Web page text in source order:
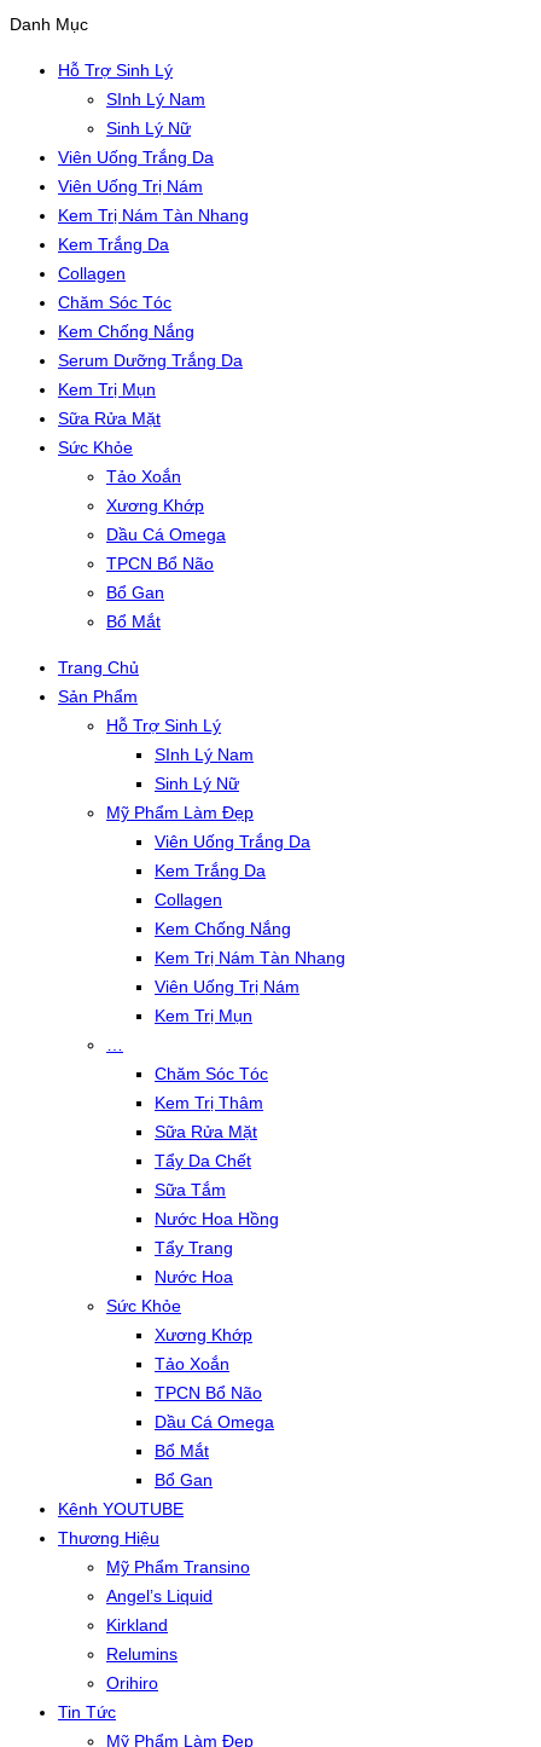
Danh Mục
Hỗ Trợ Sinh Lý
SInh Lý Nam
Sinh Lý Nữ
Viên Uống Trắng Da
Viên Uống Trị Nám
Kem Trị Nám Tàn Nhang
Kem Trắng Da
Collagen
Chăm Sóc Tóc
Kem Chống Nắng
Serum Dưỡng Trắng Da
Kem Trị Mụn
Sữa Rửa Mặt
Sức Khỏe
Tảo Xoắn
Xương Khớp
Dầu Cá Omega
TPCN Bổ Não
Bổ Gan
Bổ Mắt
Trang Chủ
Sản Phẩm
Hỗ Trợ Sinh Lý
SInh Lý Nam
Sinh Lý Nữ
Mỹ Phẩm Làm Đẹp
Viên Uống Trắng Da
Kem Trắng Da
Collagen
Kem Chống Nắng
Kem Trị Nám Tàn Nhang
Viên Uống Trị Nám
Kem Trị Mụn
Chăm Sóc Tóc
Kem Trị Thâm
Sữa Rửa Mặt
Tẩy Da Chết
Sữa Tắm
Nước Hoa Hồng
Tẩy Trang
Nước Hoa
Sức Khỏe
Xương Khớp
Tảo Xoắn
TPCN Bổ Não
Dầu Cá Omega
Bổ Mắt
Bổ Gan
Kênh YOUTUBE
Thương Hiệu
Mỹ Phẩm Transino
Angel’s Liquid
Kirkland
Relumins
Orihiro
Tin Tức
Mỹ Phẩm Làm Đẹp